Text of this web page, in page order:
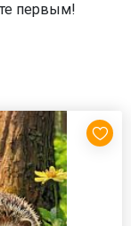
первым!